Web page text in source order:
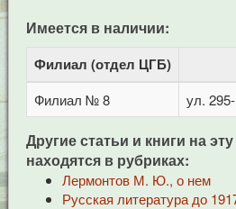
Имеется в наличии:
Филиал (отдел ЦГБ)
Филиал № 8 ул.
Другие статьи и книги на
находятся в рубриках:
Лермонтов М. Ю., о нем
Русская литература до